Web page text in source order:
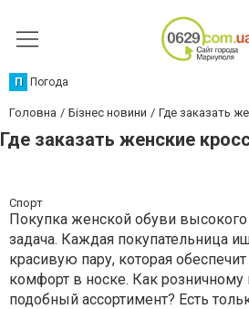
П Погода
Головна Бізнес новини Где заказать
Где заказать женские
Спорт
Покупка женской обуви высокого
задача. Каждая покупательница
красивую пару, которая
комфорт в носке. Как розничному
подобный ассортимент? Есть